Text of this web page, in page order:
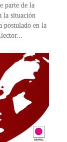
parte de la
la situación
postulado en la